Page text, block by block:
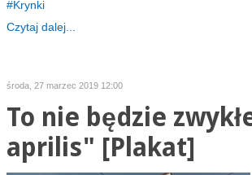
Krynki
Czytaj dalej...
środa, 27 marzec 2019 12:00
To nie będzie
aprilis" [Plakat]